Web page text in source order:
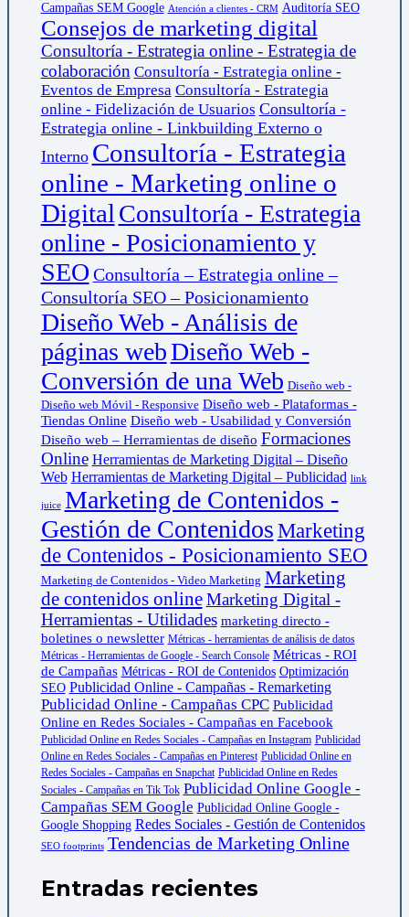
Campañas SEM Google Atención a clientes - CRM Auditoría SEO
Consejos de marketing digital
Consultoría - Estrategia online - Estrategia de
colaboración Consultoría - Estrategia online -
Eventos de Empresa Consultoría - Estrategia
online - Fidelización de Usuarios Consultoría -
Estrategia online - Linkbuilding Externo o
Interno Consultoría - Estrategia
online - Marketing online o
Digital Consultoría - Estrategia
online - Posicionamiento y
SEO Consultoría – Estrategia online –
Consultoría SEO – Posicionamiento
Diseño Web - Análisis de
páginas webDiseño Web -
Conversión de una Web Diseño web -
Diseño web Móvil - Responsive Diseño web - Plataformas -
Tiendas Online Diseño web - Usabilidad y Conversión
Diseño web – Herramientas de diseño Formaciones
Online Herramientas de Marketing Digital – Diseño
Web Herramientas de Marketing Digital – Publicidad link
juice Marketing de Contenidos -
Gestión de Contenidos Marketing
de Contenidos - Posicionamiento SEO
Marketing de Contenidos - Video Marketing Marketing
de contenidos online Marketing Digital -
Herramientas - Utilidades marketing directo -
boletines o newsletter Métricas - herramientas de análisis de datos
Métricas - Herramientas de Google - Search Console Métricas - ROI
de Campañas Métricas - ROI de Contenidos Optimización
SEO Publicidad Online - Campañas - Remarketing
Publicidad Online - Campañas CPC Publicidad
Online en Redes Sociales - Campañas en Facebook
Publicidad Online en Redes Sociales - Campañas en Instagram Publicidad
Online en Redes Sociales - Campañas en Pinterest Publicidad Online en
Redes Sociales - Campañas en Snapchat Publicidad Online en Redes
Sociales - Campañas en Tik Tok Publicidad Online Google -
Campañas SEM Google Publicidad Online Google -
Google Shopping Redes Sociales - Gestión de Contenidos
SEO footprints Tendencias de Marketing Online
Entradas recientes